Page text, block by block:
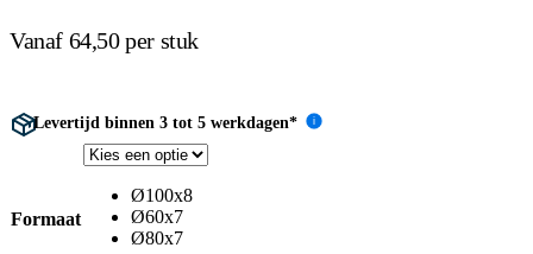
Vanaf 64,50 per stuk
Levertijd binnen 3 tot 5 werkdagen* i
Formaat
Ø100x8
Ø60x7
Ø80x7